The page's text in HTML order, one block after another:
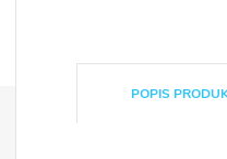
POPIS